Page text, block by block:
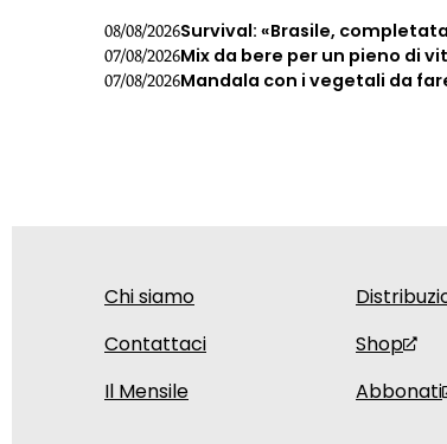
08/08/2026Survival: «Brasile,
07/08/2026Mix da bere per un pieno di
07/08/2026Mandala con i vegetali da
Chi siamo
Contattaci
Il Mensile
Shop
Abbonati